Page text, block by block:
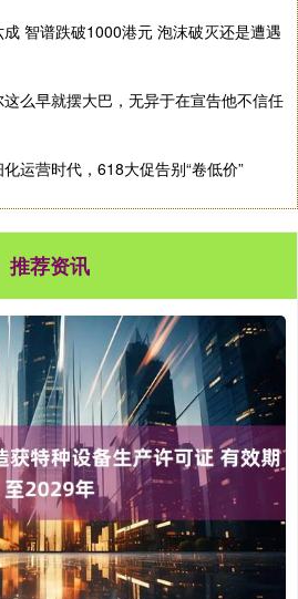
智谱跌破1000港元 泡沫破灭还是遭遇
么早就摆大巴，无异于在宣告他不信任
运营时代，618大促告别“卷低价”
推荐资讯